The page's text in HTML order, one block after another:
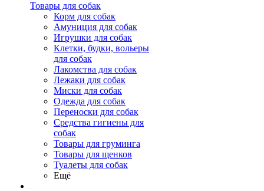
Товары для собак
Корм для собак
Амуниция для собак
Игрушки для собак
Клетки, будки, вольеры
для собак
Лакомства для собак
Лежаки для собак
Миски для собак
Одежда для собак
Переноски для собак
Средства гигиены для
собак
Товары для груминга
Товары для щенков
Туалеты для собак
Ещё